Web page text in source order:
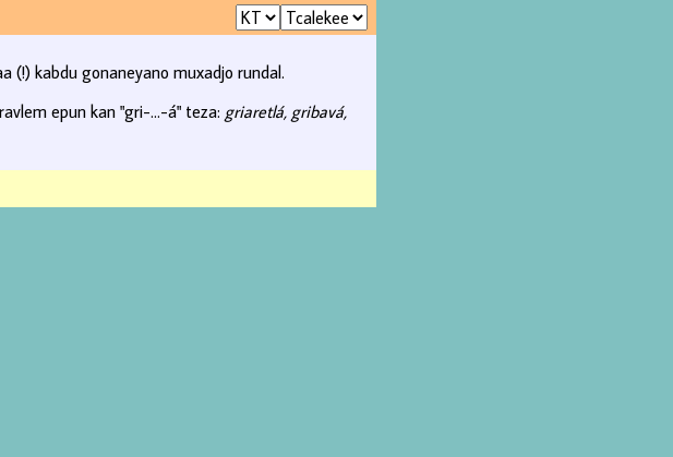
(!) kabdu gonaneyano muxadjo rundal.
epun kan "gri-...-á" teza: griaretlá, gribavá,